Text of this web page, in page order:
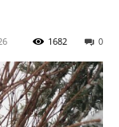
0
1682